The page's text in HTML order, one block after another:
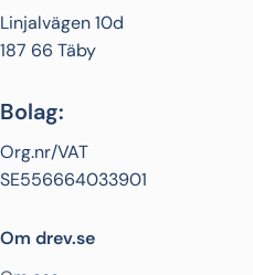
Linjalvägen 10d
187 66 Täby
Bolag:
Org.nr/VAT
SE556664033901
Om drev.se